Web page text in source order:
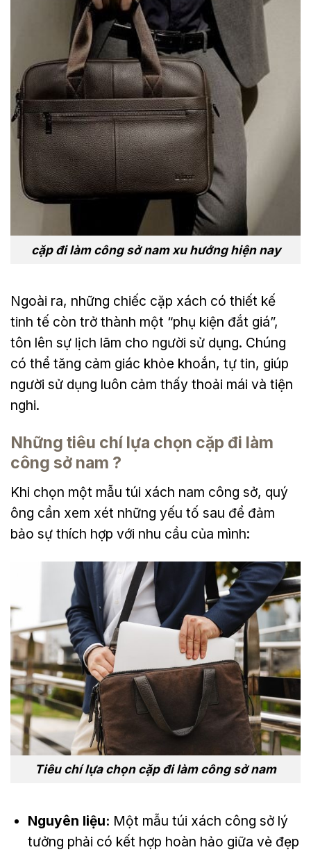
cặp đi làm công sở nam xu hướng hiện nay
Ngoài ra, những chiếc cặp xách có thiết kế
tinh tế còn trở thành một “phụ kiện đắt giá”,
tôn lên sự lịch lãm cho người sử dụng. Chúng
có thể tăng cảm giác khỏe khoắn, tự tin, giúp
người sử dụng luôn cảm thấy thoải mái và tiện
nghi.
Những tiêu chí lựa chọn cặp đi làm
công sở nam ?
Khi chọn một mẫu túi xách nam công sở, quý
ông cần xem xét những yếu tố sau để đảm
bảo sự thích hợp với nhu cầu của mình:
Tiêu chí lựa chọn cặp đi làm công sở nam
Nguyên liệu: Một mẫu túi xách công sở lý
tưởng phải có kết hợp hoàn hảo giữa vẻ đẹp